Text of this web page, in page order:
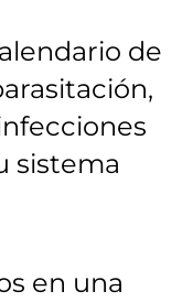
de
sistema
en una